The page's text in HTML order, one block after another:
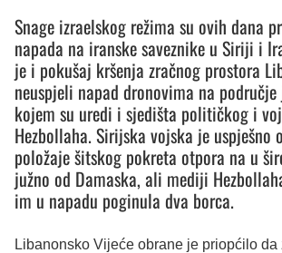
Snage izraelskog režima su ovih dana
napada na iranske saveznike u Siriji i
je i pokušaj kršenja zračnog prostora
neuspjeli napad dronovima na
kojem su uredi i sjedišta političkog i
Hezbollaha. Sirijska vojska je uspješno
položaje šitskog pokreta otpora na u
južno od Damaska, ali mediji
im u napadu poginula dva borca.
Libanonsko Vijeće obrane je priopćilo